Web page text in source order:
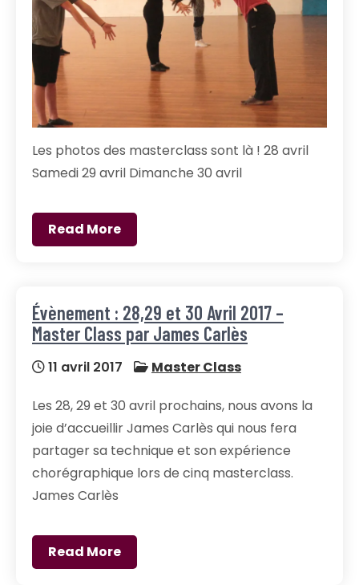
Les photos des masterclass sont là ! 28 avril
Samedi 29 avril Dimanche 30 avril
Read More
Évènement : 28,29 et 30 Avril 2017 –
Master Class par James Carlès
11 avril 2017 Master Class
Les 28, 29 et 30 avril prochains, nous avons la
joie d’accueillir James Carlès qui nous fera
partager sa technique et son expérience
chorégraphique lors de cinq masterclass.
James Carlès
Read More